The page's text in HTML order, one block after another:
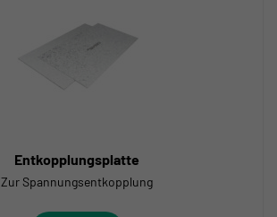
Entkopplungsplatte
Zur Spannungsentkopplung